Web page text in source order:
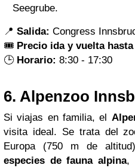
Seegrube.
📍 Salida: Congress
🎟️ Precio ida y vuelta
🕒 Horario: 8:30 - 17:30
6. Alpenzoo
Si viajas en familia, el
visita ideal. Se trata del
Europa (750 m de
especies de fauna alpina,